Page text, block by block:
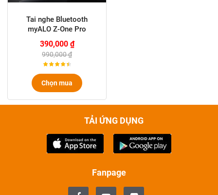
Tai nghe Bluetooth
myALO Z-One Pro
390,000 ₫
990,000 ₫
Chọn mua
TẢI ỨNG DỤNG
Fanpage